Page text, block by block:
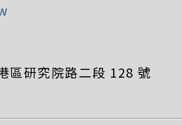
區研究院路二段 128 號